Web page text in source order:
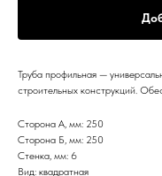
Труба профильная —
строительных конструкций.
Сторона А, мм: 250
Сторона Б, мм: 250
Стенка, мм: 6
Вид: квадратная